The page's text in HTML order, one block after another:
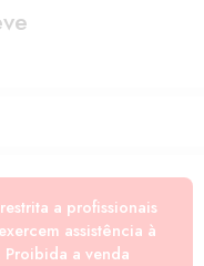
a profissionais
assistência à
a venda